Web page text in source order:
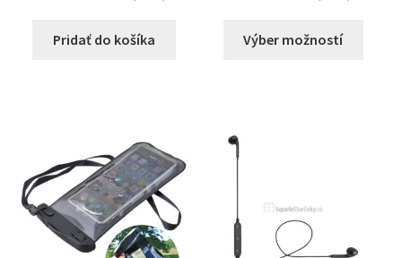
Pridať do košíka Výber možností